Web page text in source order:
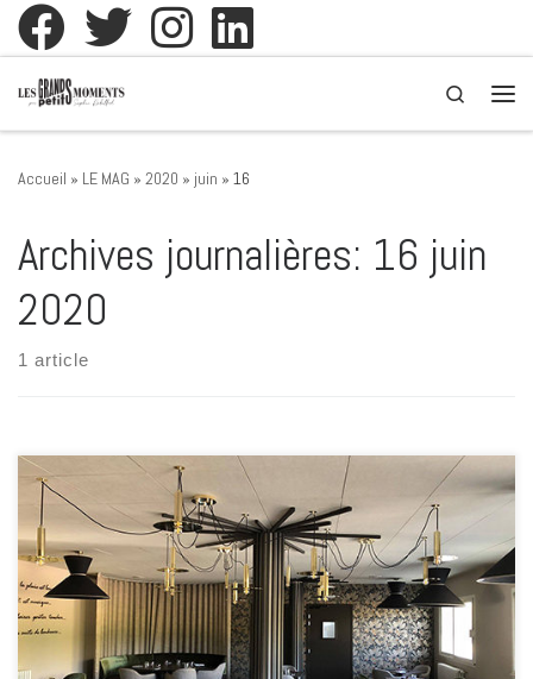
Passer au contenu
Search
Accueil » LE MAG » 2020 » juin » 16
Archives journalières: 16 juin
2020
1 article
Menus à emporter du lundi au samedi. Eric et Cécilia Morin ont ouvert
un restaurant dans la zone de l’Espérance à Quessoy. Eric est en
cuisine et Cécilia en salle. Ils proposent une cuisine locale, de
saison dans un cadre très chaleureux. Décoré avec beaucoup de
goût. Il est toujours […]